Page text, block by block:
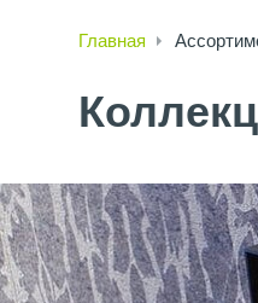
Главная